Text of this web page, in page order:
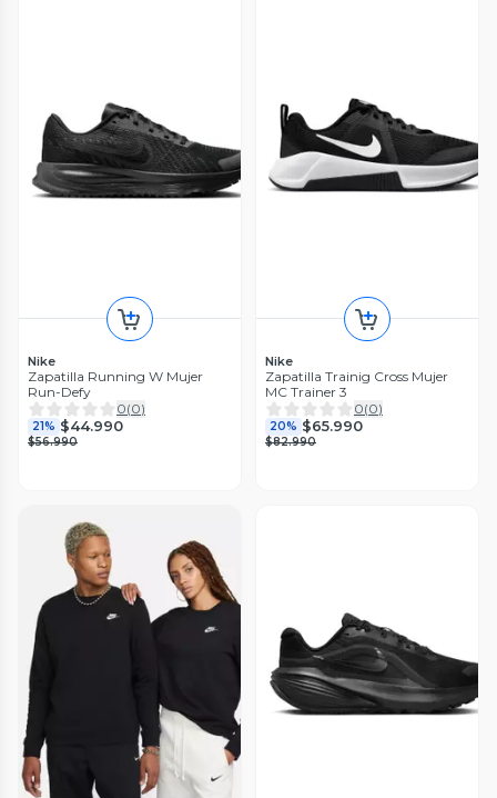
Nike
Zapatilla Running W Mujer
Run-Defy
0(0)
21% $44.990
$56.990
Nike
Zapatilla Trainig Cross Mujer
MC Trainer 3
0(0)
20% $65.990
$82.990